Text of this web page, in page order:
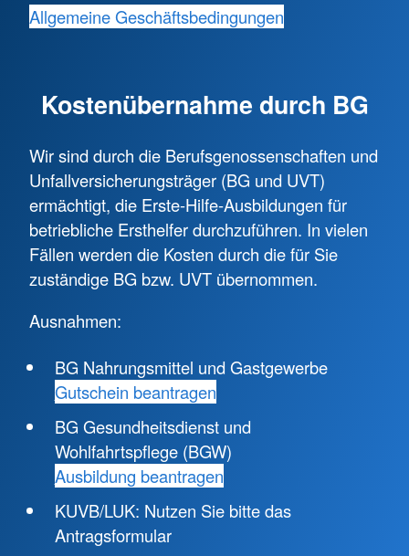
Allgemeine Geschäftsbedingungen
Kostenübernahme durch BG
Wir sind durch die Berufsgenossenschaften und
Unfallversicherungsträger (BG und UVT)
ermächtigt, die Erste-Hilfe-Ausbildungen für
betriebliche Ersthelfer durchzuführen. In vielen
Fällen werden die Kosten durch die für Sie
zuständige BG bzw. UVT übernommen.
Ausnahmen:
BG Nahrungsmittel und Gastgewerbe
Gutschein beantragen
BG Gesundheitsdienst und
Wohlfahrtspflege (BGW)
Ausbildung beantragen
KUVB/LUK: Nutzen Sie bitte das
Antragsformular